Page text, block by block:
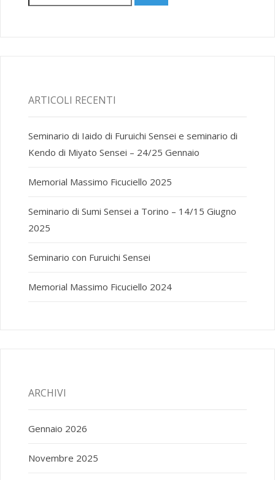
per:
ARTICOLI RECENTI
Seminario di Iaido di Furuichi Sensei e seminario di
Kendo di Miyato Sensei – 24/25 Gennaio
Memorial Massimo Ficuciello 2025
Seminario di Sumi Sensei a Torino – 14/15 Giugno
2025
Seminario con Furuichi Sensei
Memorial Massimo Ficuciello 2024
ARCHIVI
Gennaio 2026
Novembre 2025